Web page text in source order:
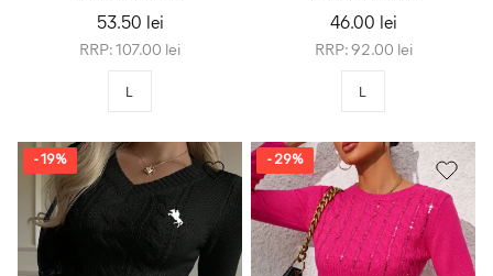
53.50 lei
RRP: 107.00 lei
L
46.00 lei
RRP: 92.00 lei
L
- 19% - 29%